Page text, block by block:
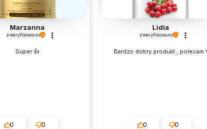
Marzanna
zweryfikowano
Super 👍️
0 0
Lidia
zweryfikowano
Bardzo dobry produkt , polecam !
0 0